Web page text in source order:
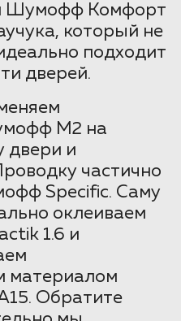
Шумофф Комфорт
который не
подходит
дверей.
М2 на
двери и
частично
Specific. Саму
оклеиваем
1.6 и
Обратите